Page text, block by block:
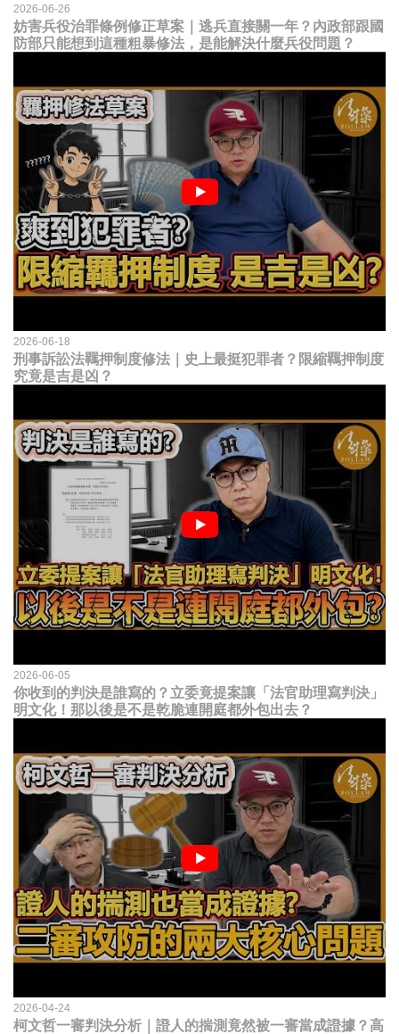
2026-06-26
妨害兵役治罪條例修正草案｜逃兵直接關一年？內政部跟國
防部只能想到這種粗暴修法，是能解決什麼兵役問題？
2026-06-18
刑事訴訟法羈押制度修法｜史上最挺犯罪者？限縮羈押制度
究竟是吉是凶？
2026-06-05
你收到的判決是誰寫的？立委竟提案讓「法官助理寫判決」
明文化！那以後是不是乾脆連開庭都外包出去？
2026-04-24
柯文哲一審判決分析｜證人的揣測竟然被一審當成證據？高